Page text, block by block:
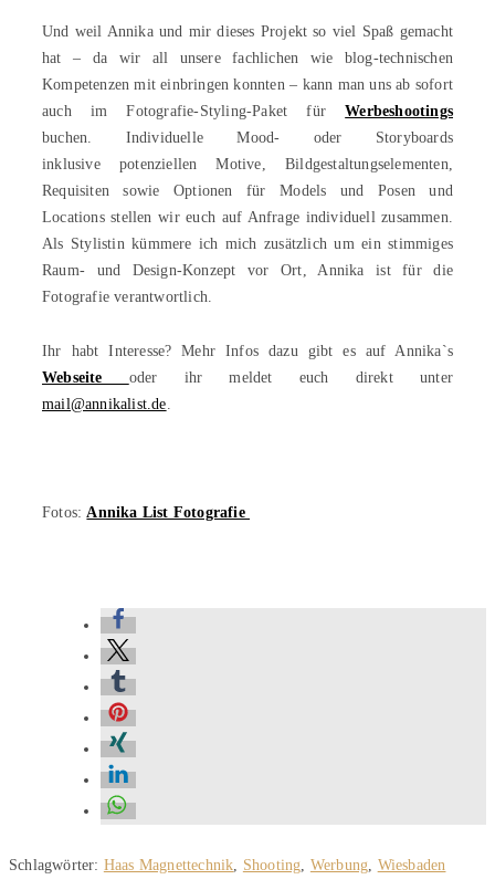
Und weil Annika und mir dieses Projekt so viel Spaß gemacht
hat – da wir all unsere fachlichen wie blog-technischen
Kompetenzen mit einbringen konnten – kann man uns ab sofort
auch im Fotografie-Styling-Paket fürWerbeshootings
buchen. Individuelle Mood- oder Storyboards
inklusive potenziellen Motive, Bildgestaltungselementen,
Requisiten sowie Optionen für Models und Posen und
Locations stellen wir euch auf Anfrage individuell zusammen.
Als Stylistin kümmere ich mich zusätzlich um ein stimmiges
Raum- und Design-Konzept vor Ort, Annika ist für die
Fotografie verantwortlich.
Ihr habt Interesse? Mehr Infos dazu gibt es auf Annika`s
Webseite oder ihr meldet euch direkt unter
mail@annikalist.de.
Fotos:Annika List Fotografie
Schlagwörter: Haas Magnettechnik, Shooting, Werbung, Wiesbaden